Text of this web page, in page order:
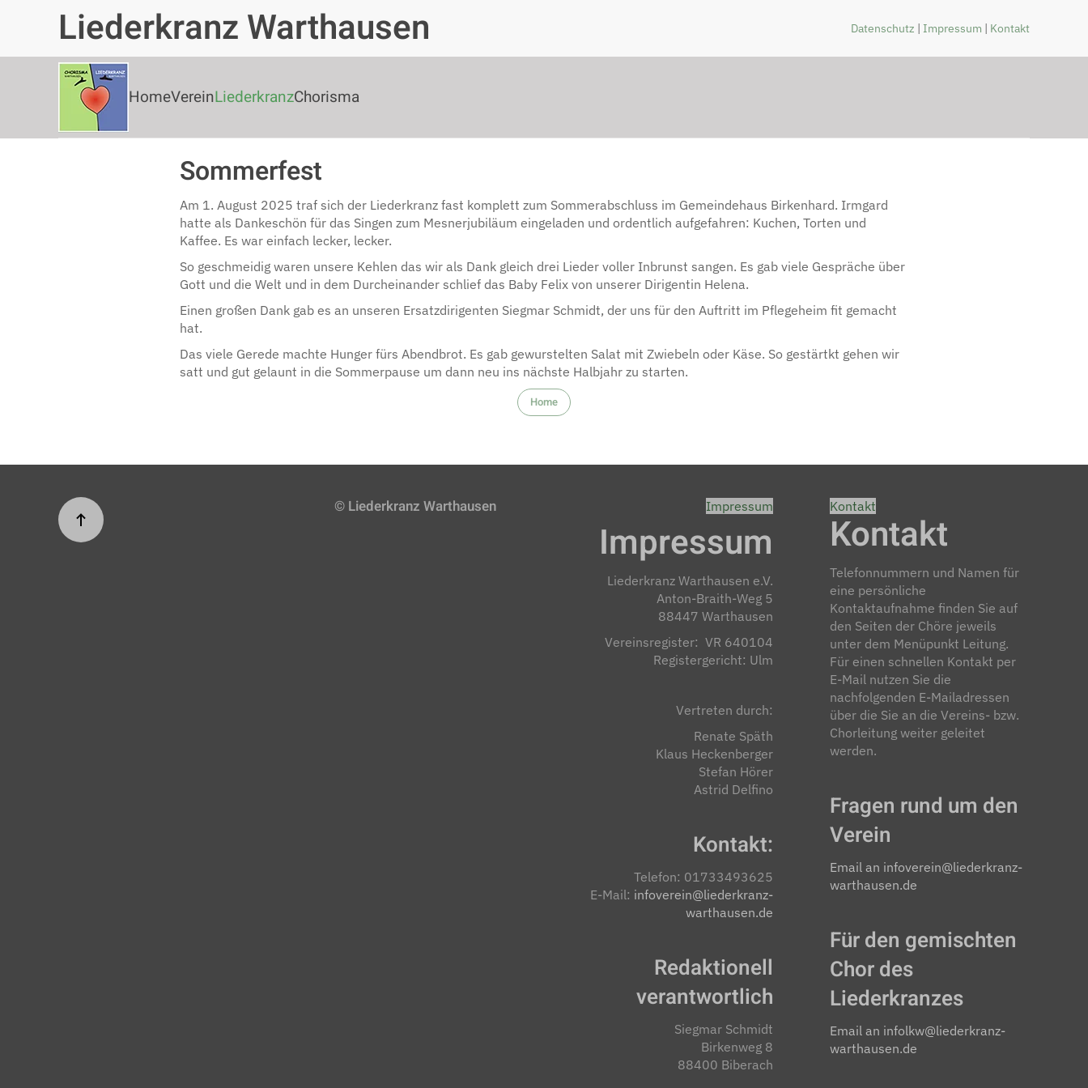
Liederkranz Warthausen Datenschutz | Impressum | Kontakt
HomeVereinLiederkranzChorisma
Sommerfest
Am 1. August 2025 traf sich der Liederkranz fast komplett zum Sommerabschluss im Gemeindehaus Birkenhard. Irmgard
hatte als Dankeschön für das Singen zum Mesnerjubiläum eingeladen und ordentlich aufgefahren: Kuchen, Torten und
Kaffee. Es war einfach lecker, lecker.
So geschmeidig waren unsere Kehlen das wir als Dank gleich drei Lieder voller Inbrunst sangen. Es gab viele Gespräche über
Gott und die Welt und in dem Durcheinander schlief das Baby Felix von unserer Dirigentin Helena.
Einen großen Dank gab es an unseren Ersatzdirigenten Siegmar Schmidt, der uns für den Auftritt im Pflegeheim fit gemacht
hat.
Das viele Gerede machte Hunger fürs Abendbrot. Es gab gewurstelten Salat mit Zwiebeln oder Käse. So gestärtkt gehen wir
satt und gut gelaunt in die Sommerpause um dann neu ins nächste Halbjahr zu starten.
Home
© Liederkranz Warthausen Impressum
Impressum
Liederkranz Warthausen e.V.
Anton-Braith-Weg 5
88447 Warthausen
Vereinsregister: VR 640104
Registergericht: Ulm
Vertreten durch:
Renate Späth
Klaus Heckenberger
Stefan Hörer
Astrid Delfino
Kontakt:
Telefon: 01733493625
E-Mail: infoverein@liederkranz-
warthausen.de
Redaktionell
verantwortlich
Siegmar Schmidt
Birkenweg 8
88400 Biberach
Kontakt
Kontakt
Telefonnummern und Namen für
eine persönliche
Kontaktaufnahme finden Sie auf
den Seiten der Chöre jeweils
unter dem Menüpunkt Leitung.
Für einen schnellen Kontakt per
E-Mail nutzen Sie die
nachfolgenden E-Mailadressen
über die Sie an die Vereins- bzw.
Chorleitung weiter geleitet
werden.
Fragen rund um den
Verein
Email an infoverein@liederkranz-
warthausen.de
Für den gemischten
Chor des
Liederkranzes
Email an infolkw@liederkranz-
warthausen.de